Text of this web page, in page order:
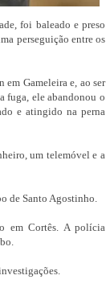
foi baleado e preso
perseguição entre os
Gameleira e, ao ser
fuga, ele abandonou o
e atingido na perna
um telemóvel e a
de Santo Agostinho.
em Cortês. A polícia